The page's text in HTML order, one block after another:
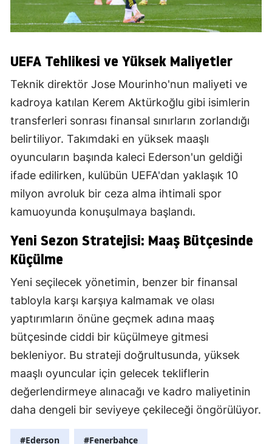
UEFA Tehlikesi ve Yüksek Maliyetler
Teknik direktör Jose Mourinho'nun maliyeti ve
kadroya katılan Kerem Aktürkoğlu gibi isimlerin
transferleri sonrası finansal sınırların zorlandığı
belirtiliyor. Takımdaki en yüksek maaşlı
oyuncuların başında kaleci Ederson'un geldiği
ifade edilirken, kulübün UEFA'dan yaklaşık 10
milyon avroluk bir ceza alma ihtimali spor
kamuoyunda konuşulmaya başlandı.
Yeni Sezon Stratejisi: Maaş Bütçesinde
Küçülme
Yeni seçilecek yönetimin, benzer bir finansal
tabloyla karşı karşıya kalmamak ve olası
yaptırımların önüne geçmek adına maaş
bütçesinde ciddi bir küçülmeye gitmesi
bekleniyor. Bu strateji doğrultusunda, yüksek
maaşlı oyuncular için gelecek tekliflerin
değerlendirmeye alınacağı ve kadro maliyetinin
daha dengeli bir seviyeye çekileceği öngörülüyor.
#Ederson #Fenerbahçe